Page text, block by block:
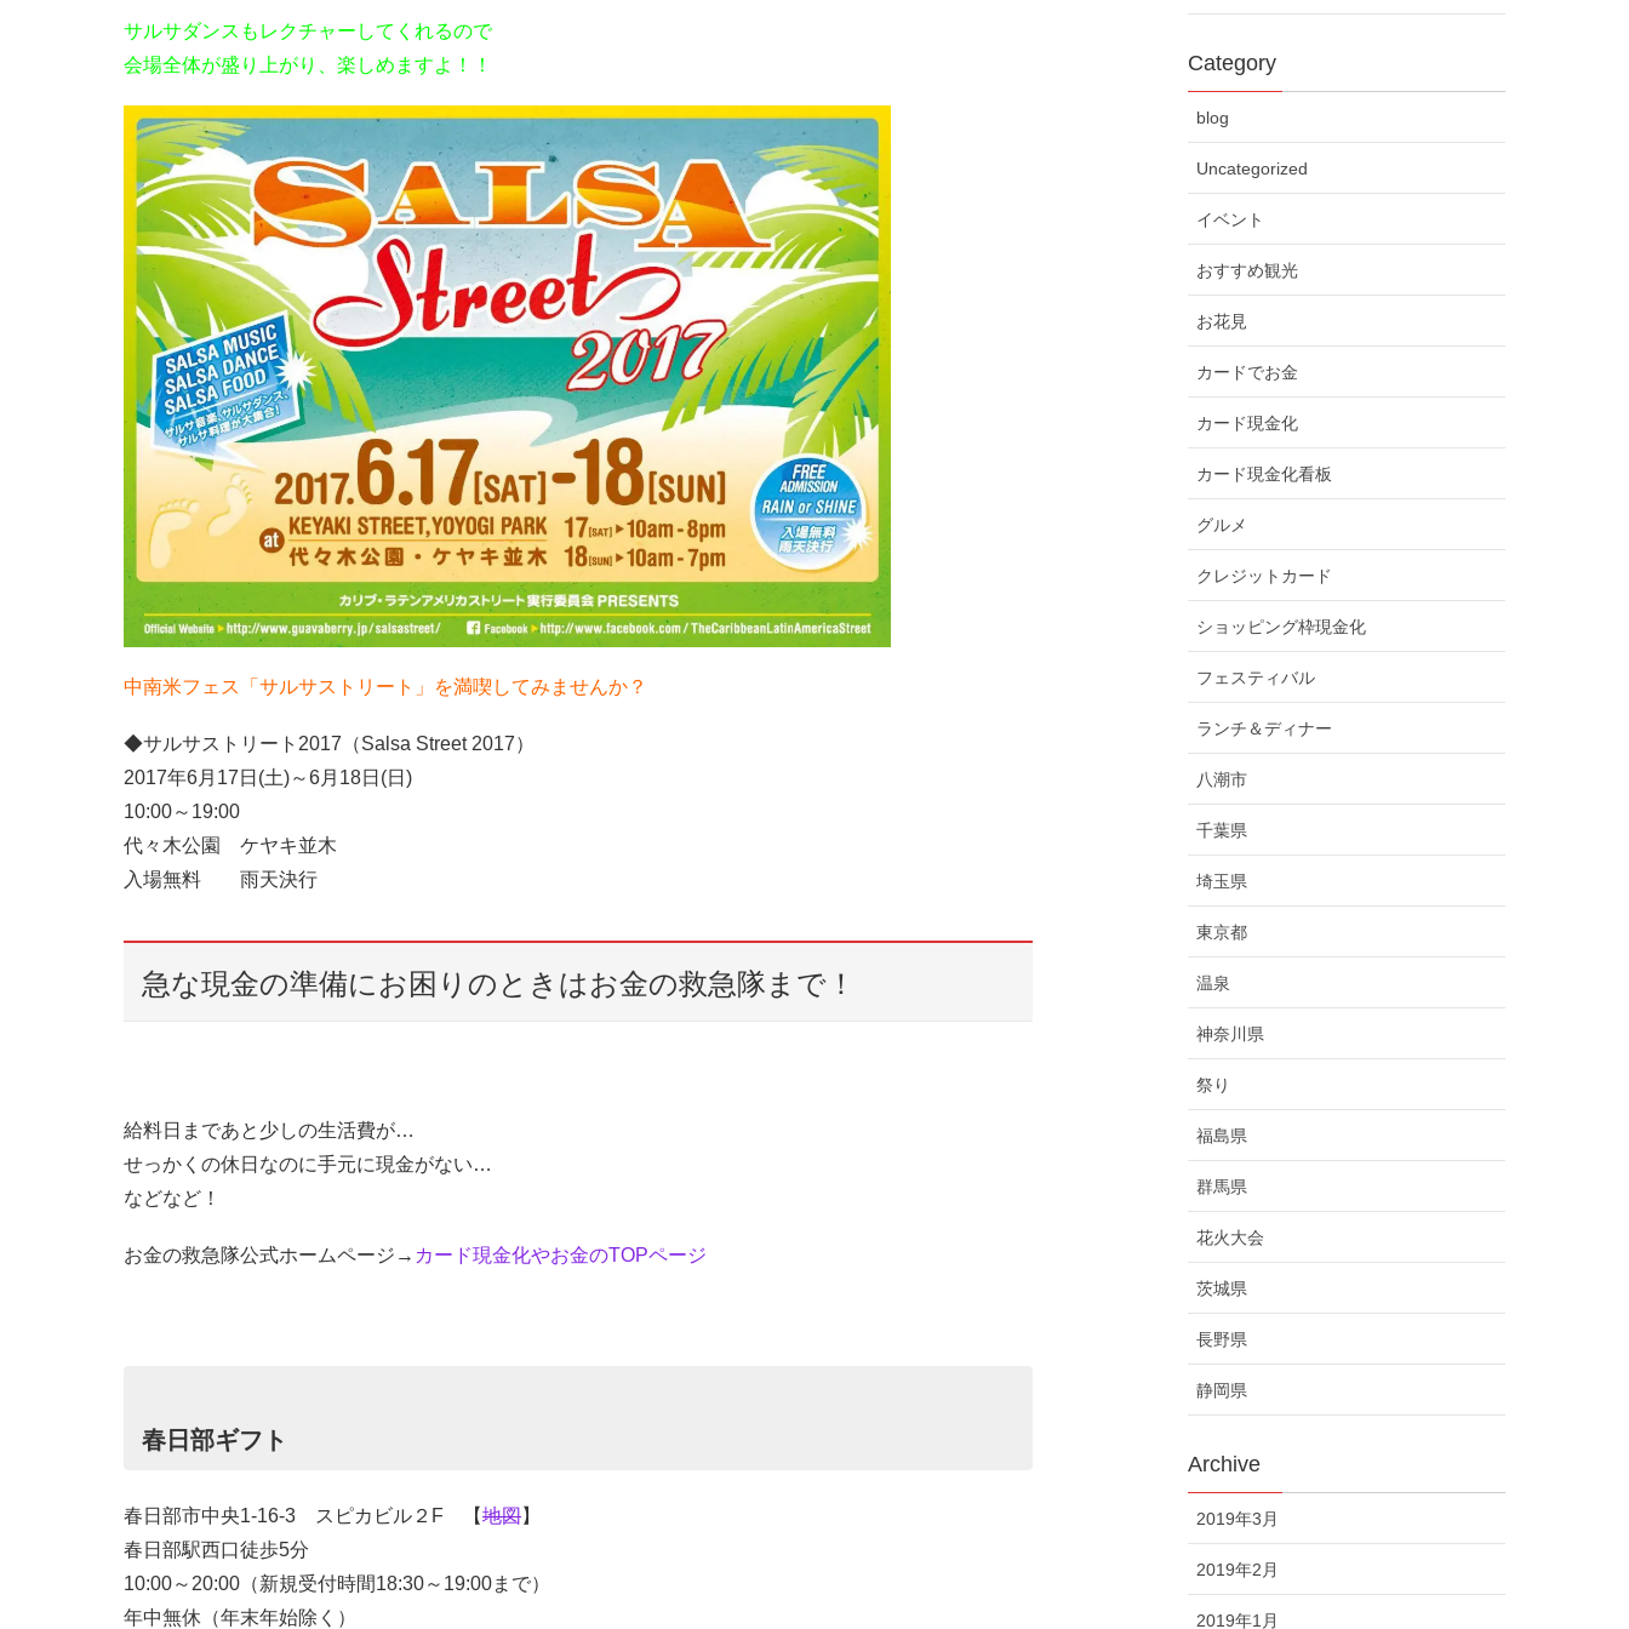
サルサダンスもレクチャーしてくれるので
会場全体が盛り上がり、楽しめますよ！！
中南米フェス「サルサストリート」を満喫してみませんか？
◆サルサストリート2017（Salsa Street 2017）
2017年6月17日(土)～6月18日(日)
10:00～19:00
代々木公園 ケヤキ並木
入場無料 雨天決行
急な現金の準備にお困りのときはお金の救急隊まで！
給料日まであと少しの生活費が…
せっかくの休日なのに手元に現金がない…
などなど！
お金の救急隊公式ホームページ→ カード現金化やお金のTOPページ
春日部ギフト
春日部市中央1-16-3 スピカビル２F 【地図】
春日部駅西口徒歩5分
10:00～20:00（新規受付時間18:30～19:00まで）
年中無休（年末年始除く）
Category
blog
Uncategorized
イベント
おすすめ観光
お花見
カードでお金
カード現金化
カード現金化看板
グルメ
クレジットカード
ショッピング枠現金化
フェスティバル
ランチ＆ディナー
八潮市
千葉県
埼玉県
東京都
温泉
神奈川県
祭り
福島県
群馬県
花火大会
茨城県
長野県
静岡県
Archive
2019年3月
2019年2月
2019年1月